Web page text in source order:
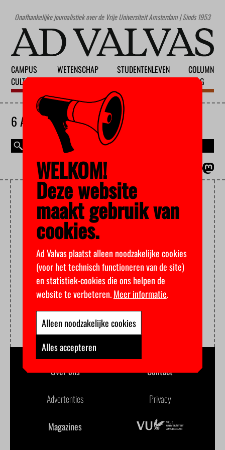
Onafhankelijke journalistiek over de Vrije Universiteit Amsterdam | Sinds 1953
CAMPUS
CULTUUR
WETENSCHAP
STUDENTENLEVEN
COLUMN
BLOG
6 AUGUSTUS 2026
DUITSE KLASSIEKERS
Over ons Contact
Advertenties Privacy
Magazines
WELKOM!
Deze website
maakt gebruik van
cookies.
Ad Valvas plaatst alleen noodzakelijke cookies
(voor het technisch functioneren van de site)
en statistiek-cookies die ons helpen de
website te verbeteren.Meer informatie.
Alleen noodzakelijke cookies
Alles accepteren